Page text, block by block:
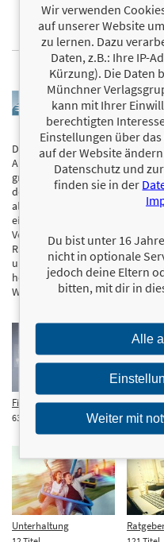
Der FinanzBuch Verlag wurde
Anlass der Gründung war der
grundlegender Anleger-,
deutschsprachigen Raum. Der
allem US-amerikanische Titel
eigene Originalausgaben zu
Verlagsspektrum deutlich
Ratgeber, sondern auch
und zur Wirtschafts- und
heute zu den wichtigsten und
Wirtschaftsverlagen
Finanzen & Erfolg
637 Titel 275 Titel
Unterhaltung
Wir verwenden
auf unserer Website
zu lernen. Dazu
Daten, z.B.: Ihre IP-
Kürzung). Die Daten
Münchner
kann mit Ihrer
berechtigten
Einstellungen über
auf der Website
Datenschutz und
finden sie in der
Du bist unter 16
nicht in optionale
jedoch deine Eltern
bitten, mit dir in
Alle
Weiter mit